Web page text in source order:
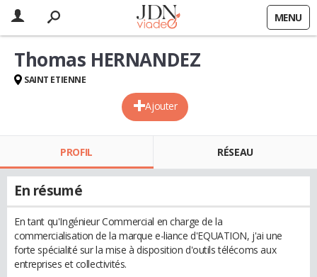
MENU
Ajouter
Thomas HERNANDEZ
SAINT ETIENNE
PROFIL RÉSEAU
En résumé
En tant qu'Ingénieur Commercial en charge de la
commercialisation de la marque e-liance d'EQUATION, j'ai une
forte spécialité sur la mise à disposition d'outils télécoms aux
entreprises et collectivités.